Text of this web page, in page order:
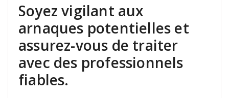
Soyez vigilant aux
arnaques potentielles et
assurez-vous de traiter
avec des professionnels
fiables.